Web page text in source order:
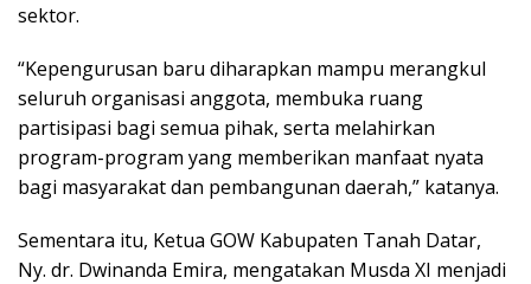
sektor.
“Kepengurusan baru diharapkan mampu merangkul
seluruh organisasi anggota, membuka ruang
partisipasi bagi semua pihak, serta melahirkan
program-program yang memberikan manfaat nyata
bagi masyarakat dan pembangunan daerah,” katanya.
Sementara itu, Ketua GOW Kabupaten Tanah Datar,
Ny. dr. Dwinanda Emira, mengatakan Musda XI menjadi